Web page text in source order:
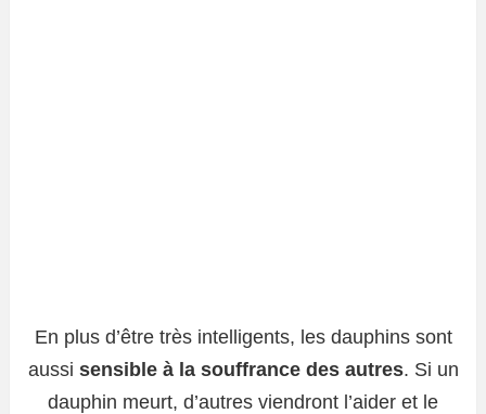
En plus d’être très intelligents, les dauphins sont
aussi sensible à la souffrance des autres. Si un
dauphin meurt, d’autres viendront l’aider et le